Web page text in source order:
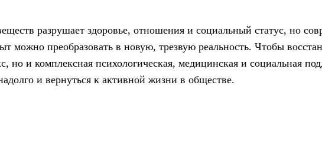
разрушает здоровье, отношения и социальный статус, но
можно преобразовать в новую, трезвую реальность. Чтобы
но и комплексная психологическая, медицинская и социальная
и вернуться к активной жизни в обществе.